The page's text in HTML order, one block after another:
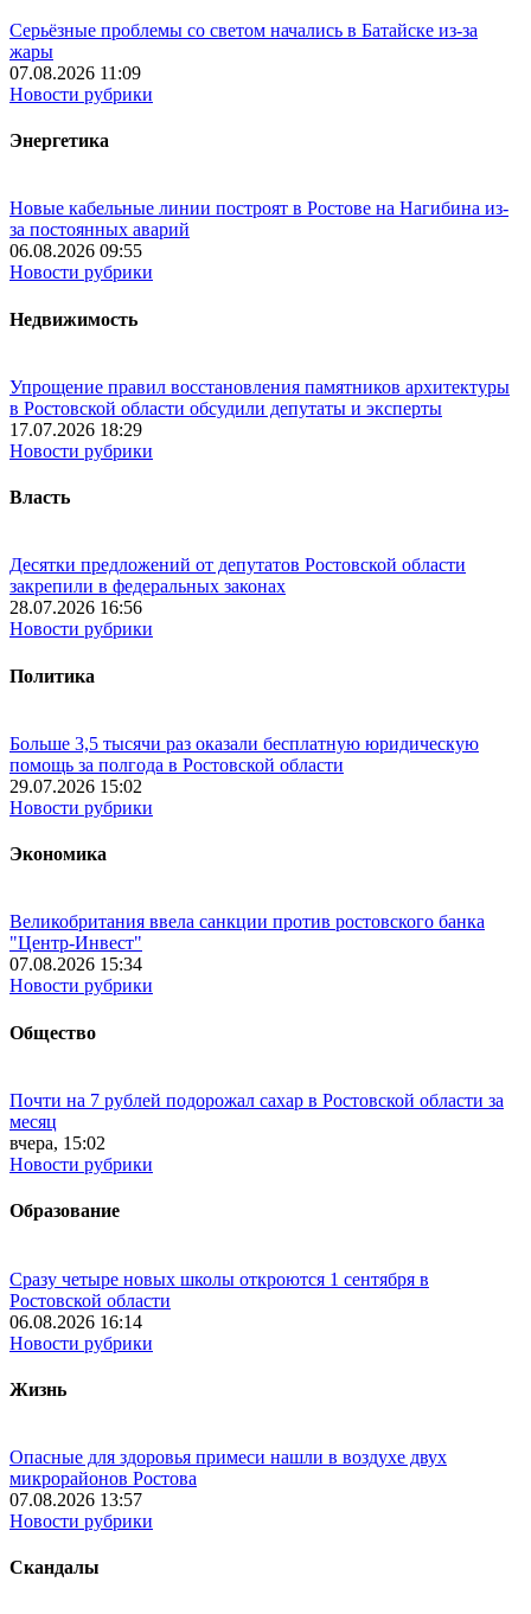
Серьёзные проблемы со светом начались в Батайске из-за
жары
07.08.2026 11:09
Новости рубрики
Энергетика
Новые кабельные линии построят в Ростове на Нагибина из-
за постоянных аварий
06.08.2026 09:55
Новости рубрики
Недвижимость
Упрощение правил восстановления памятников архитектуры
в Ростовской области обсудили депутаты и эксперты
17.07.2026 18:29
Новости рубрики
Власть
Десятки предложений от депутатов Ростовской области
закрепили в федеральных законах
28.07.2026 16:56
Новости рубрики
Политика
Больше 3,5 тысячи раз оказали бесплатную юридическую
помощь за полгода в Ростовской области
29.07.2026 15:02
Новости рубрики
Экономика
Великобритания ввела санкции против ростовского банка
"Центр-Инвест"
07.08.2026 15:34
Новости рубрики
Общество
Почти на 7 рублей подорожал сахар в Ростовской области за
месяц
вчера, 15:02
Новости рубрики
Образование
Сразу четыре новых школы откроются 1 сентября в
Ростовской области
06.08.2026 16:14
Новости рубрики
Жизнь
Опасные для здоровья примеси нашли в воздухе двух
микрорайонов Ростова
07.08.2026 13:57
Новости рубрики
Скандалы